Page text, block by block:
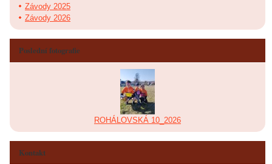
Závody 2025
Závody 2026
Poslední fotografie
ROHÁLOVSKÁ 10_2026
Kontakt